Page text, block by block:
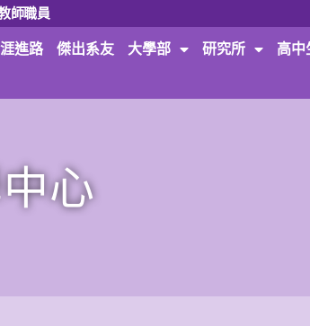
師職員
進路 傑出系友 大學部 研究所 高中
心